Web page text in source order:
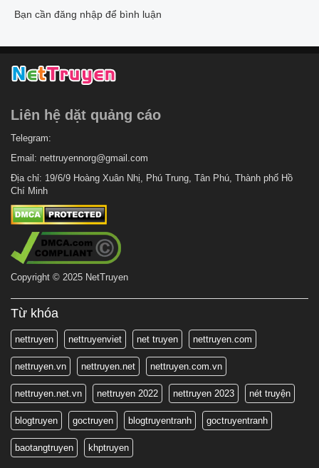
Bạn cần đăng nhập để bình luận
Liên hệ dặt quảng cáo
Telegram:
Email: nettruyennorg@gmail.com
Địa chỉ: 19/6/9 Hoàng Xuân Nhị, Phú Trung, Tân Phú, Thành phố Hồ
Chí Minh
Copyright © 2025 NetTruyen
Từ khóa
nettruyen nettruyenviet net truyen nettruyen.com
nettruyen.vn nettruyen.net nettruyen.com.vn
nettruyen.net.vn nettruyen 2022 nettruyen 2023 nét truyện
blogtruyen goctruyen blogtruyentranh goctruyentranh
baotangtruyen khptruyen